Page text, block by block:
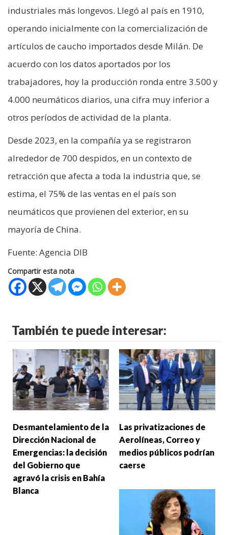
industriales más longevos. Llegó al país en 1910,
operando inicialmente con la comercialización de
artículos de caucho importados desde Milán. De
acuerdo con los datos aportados por los
trabajadores, hoy la producción ronda entre 3.500 y
4.000 neumáticos diarios, una cifra muy inferior a
otros períodos de actividad de la planta.
Desde 2023, en la compañía ya se registraron
alrededor de 700 despidos, en un contexto de
retracción que afecta a toda la industria que, se
estima, el 75% de las ventas en el país son
neumáticos que provienen del exterior, en su
mayoría de China.
Fuente: Agencia DIB
Compartir esta nota
También te puede interesar:
Desmantelamiento de la
Dirección Nacional de
Emergencias: la decisión
del Gobierno que
agravó la crisis en Bahía
Blanca
Las privatizaciones de
Aerolíneas, Correo y
medios públicos podrían
caerse